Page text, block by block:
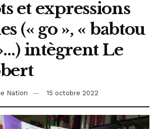
et expressions
(« go », « babtou
intègrent Le
Nation 15 octobre 2022